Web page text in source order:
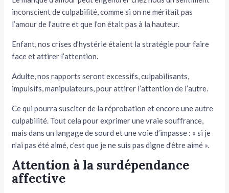
inconscient de culpabilité, comme si on ne méritait pas
l’amour de l’autre et que l’on était pas à la hauteur.
Enfant, nos crises d’hystérie étaient la stratégie pour faire
face et attirer l’attention.
Adulte, nos rapports seront excessifs, culpabilisants,
impulsifs, manipulateurs, pour attirer l’attention de l’autre.
Ce qui pourra susciter de la réprobation et encore une autre
culpabilité. Tout cela pour exprimer une vraie souffrance,
mais dans un langage de sourd et une voie d’impasse : « si je
n’ai pas été aimé, c’est que je ne suis pas digne d’être aimé ».
Attention à la surdépendance
affective